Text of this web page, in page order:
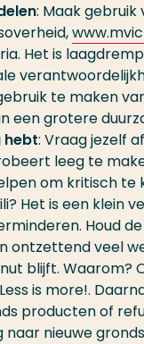
: Maak gebruik
Het is
te maken
een grotere
hebt: Vraag jezelf
leeg te
om kritisch
Het is een klein
Houd
ontzettend veel
blijft.
is more!.
producten of
nieuwe